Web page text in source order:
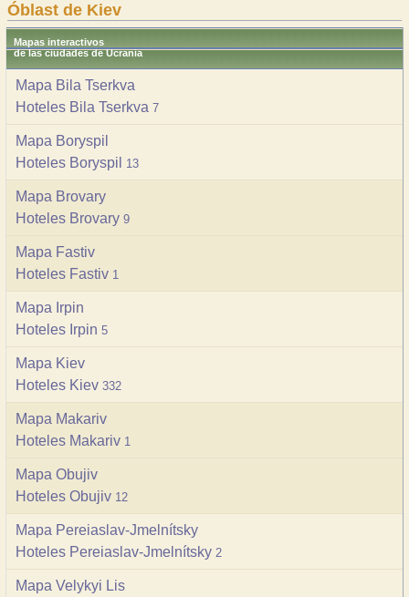
Óblast de Kiev
Mapas interactivos
de las ciudades de Ucrania
Mapa Bila Tserkva
Hoteles Bila Tserkva 7
Mapa Boryspil
Hoteles Boryspil
13
Mapa Brovary
Hoteles Brovary 9
Mapa Fastiv
Hoteles Fastiv 1
Mapa Irpin
Hoteles Irpin 5
Mapa Kiev
Hoteles Kiev 332
Mapa Makariv
Hoteles Makariv 1
Mapa Obujiv
Hoteles Obujiv 12
Mapa Pereiaslav-Jmelnítsky
Hoteles Pereiaslav-Jmelnítsky 2
Mapa Velykyi Lis